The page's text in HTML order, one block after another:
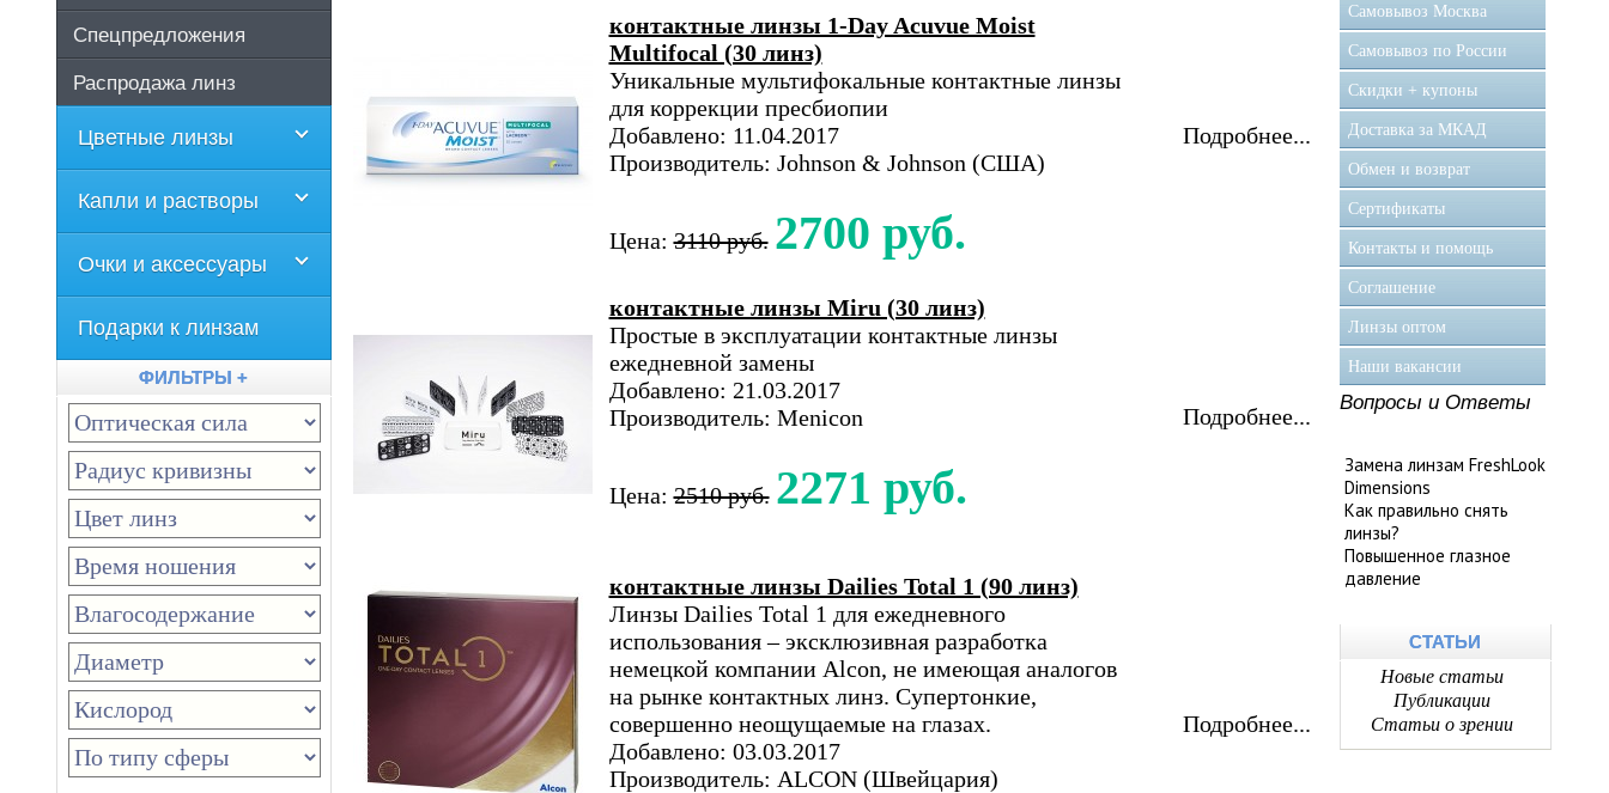
контактные линзы 1-Day Acuvue Moist
Multifocal (30 линз)
Уникальные мультифокальные контактные линзы
для коррекции пресбиопии
Добавлено: 11.04.2017
Производитель: Johnson & Johnson (США)
Цена:3110 руб. 2700 руб.
Подробнее...
контактные линзы Miru (30 линз)
Простые в эксплуатации контактные линзы
ежедневной замены
Добавлено: 21.03.2017
Производитель: Menicon
Цена:2510 руб. 2271 руб.
Подробнее...
контактные линзы Dailies Total 1 (90 линз)
Линзы Dailies Total 1 для ежедневного
использования – эксклюзивная разработка
немецкой компании Alcon, не имеющая аналогов
на рынке контактных линз. Супертонкие,
совершенно неощущаемые на глазах.
Добавлено: 03.03.2017
Производитель: ALCON (Швейцария)
Подробнее...
Спецпредложения
Распродажа линз
Цветные линзы
Капли и растворы
Очки и аксессуары
Подарки к линзам
ФИЛЬТРЫ +
Самовывоз Москва
Самовывоз по России
Скидки + купоны
Доставка за МКАД
Обмен и возврат
Сертификаты
Контакты и помощь
Соглашение
Линзы оптом
Наши вакансии
Вопросы и Ответы
Замена линзам FreshLook
Dimensions
Как правильно снять
линзы?
Повышенное глазное
давление
СТАТЬИ
Новые статьи
Публикации
Статьи о зрении